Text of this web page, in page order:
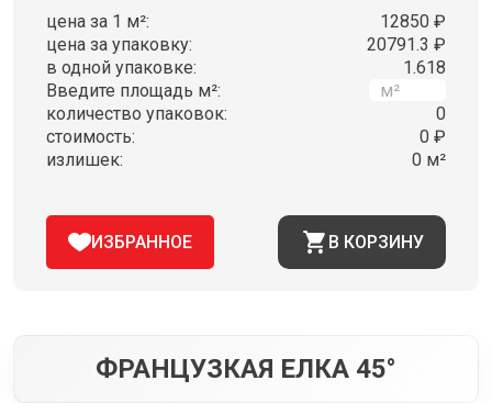
цена за 1 м²:
12850 ₽
цена за упаковку:
20791.3 ₽
в одной упаковке:
1.618
Введите площадь м²:
количество упаковок:
0
стоимость:
0 ₽
излишек:
0 м²
ИЗБРАННОЕ В КОРЗИНУ
ФРАНЦУЗКАЯ ЕЛКА 45°